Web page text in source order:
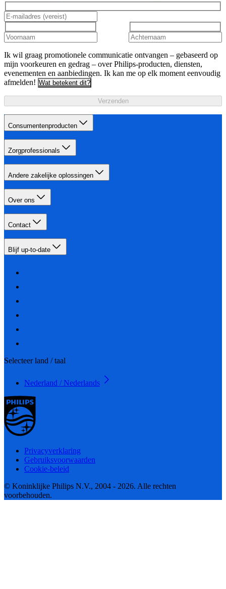
Ik wil graag promotionele communicatie ontvangen – gebaseerd op
mijn voorkeuren en gedrag – over Philips-producten, diensten,
evenementen en aanbiedingen. Ik kan me op elk moment eenvoudig
afmelden! Wat betekent dit?
Verzenden
Consumentenproducten
Zorgprofessionals
Andere zakelijke oplossingen
Over ons
Contact
Blijf up-to-date
Selecteer land / taal
Nederland / Nederlands
Privacyverklaring
Gebruiksvoorwaarden
Cookie-beleid
© Koninklijke Philips N.V., 2004 - 2026. Alle rechten
voorbehouden.